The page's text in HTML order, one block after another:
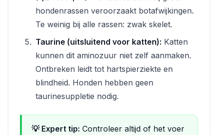
hondenrassen veroorzaakt botafwijkingen.
Te weinig bij alle rassen: zwak skelet.
Taurine (uitsluitend voor katten): Katten
kunnen dit aminozuur niet zelf aanmaken.
Ontbreken leidt tot hartspierziekte en
blindheid. Honden hebben geen
taurinesuppletie nodig.
💡 Expert tip: Controleer altijd of het voer